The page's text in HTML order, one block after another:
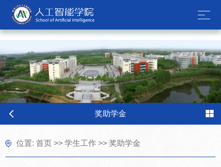
williamhill官网网站
奖助学金
位置:首页 >>学生工作 >>奖助学金